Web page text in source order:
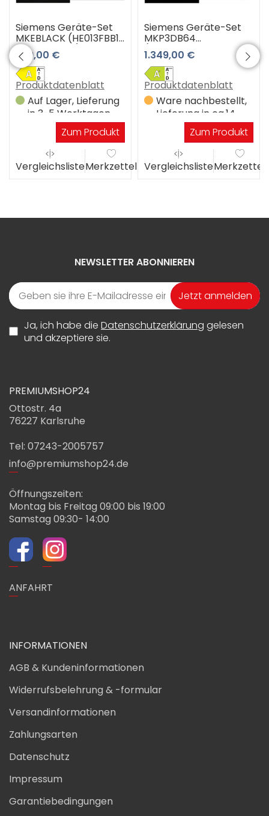
Siemens Geräte-Set
MKEBLACK (HE013FBB1
EA64RGNA1E)
699,00 €
Produktdatenblatt
Auf Lager, Lieferung
in 3-5 Werktagen
Zum Produkt
VergleichslisteMerkzettel
Siemens Geräte-Set
MKP3DB64
(HE378HBS4 +
EM645CQB6M)
1.349,00 €
Produktdatenblatt
Ware nachbestellt,
Lieferung in ca.14
WerktagenZum Produkt
VergleichslisteMerkzettel
NEWSLETTER ABONNIEREN
Jetzt anmelden
Ja, ich habe die Datenschutzerklärung gelesen
und akzeptiere sie.
PREMIUMSHOP24
Ottostr. 4a
76227 Karlsruhe
Tel: 07243-2005757
info@premiumshop24.de
Öffnungszeiten:
Montag bis Freitag 09:00 bis 19:00
Samstag 09:30- 14:00
ANFAHRT
INFORMATIONEN
AGB & Kundeninformationen
Widerrufsbelehrung & -formular
Versandinformationen
Zahlungsarten
Datenschutz
Impressum
Garantiebedingungen